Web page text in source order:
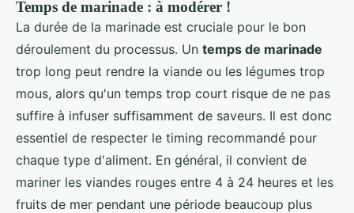
Temps de marinade : à modérer !
La durée de la marinade est cruciale pour le bon
déroulement du processus. Un temps de marinade
trop long peut rendre la viande ou les légumes trop
mous, alors qu'un temps trop court risque de ne pas
suffire à infuser suffisamment de saveurs. Il est donc
essentiel de respecter le timing recommandé pour
chaque type d'aliment. En général, il convient de
mariner les viandes rouges entre 4 à 24 heures et les
fruits de mer pendant une période beaucoup plus